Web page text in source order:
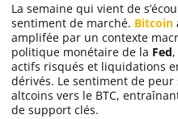
La semaine qui vient de
sentiment de marché. Bitcoin
amplifée par un contexte
politique monétaire de la Fed
actifs risqués et liquidations
dérivés. Le sentiment de peur
altcoins vers le BTC,
de support clés.